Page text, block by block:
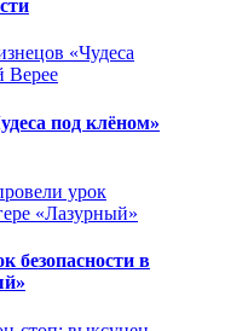
под клёном»
безопасности в